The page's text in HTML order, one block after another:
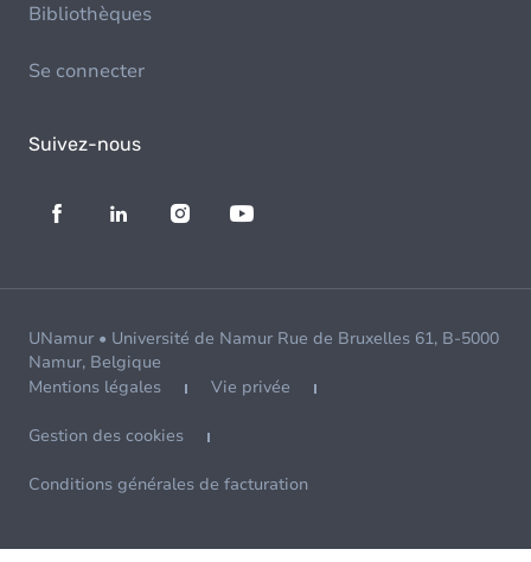
Bibliothèques
Se connecter
Suivez-nous
UNamur • Université de Namur Rue de Bruxelles 61, B-5000
Namur, Belgique
Mentions légales
Vie privée
Gestion des cookies
Conditions générales de facturation